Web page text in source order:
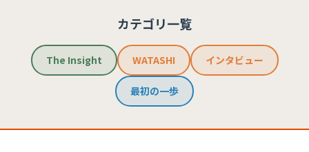
カテゴリ一覧
The Insight WATASHI インタビュー
最初の一歩